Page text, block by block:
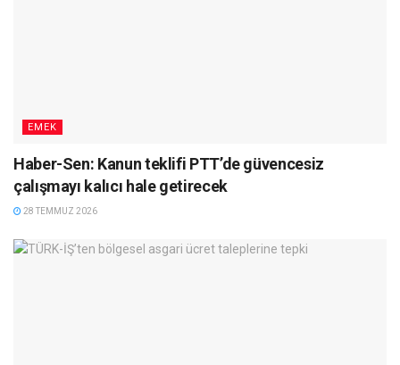
EMEK
Haber-Sen: Kanun teklifi PTT’de güvencesiz
çalışmayı kalıcı hale getirecek
28 TEMMUZ 2026